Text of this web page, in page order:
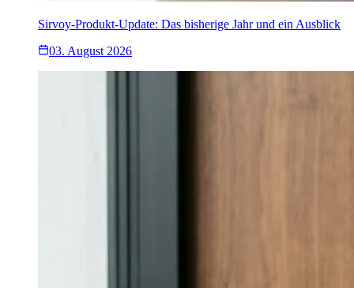
Sirvoy-Produkt-Update: Das bisherige Jahr und ein Ausblick
03. August 2026